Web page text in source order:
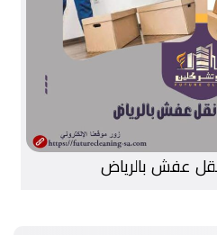
عفش بالرياض